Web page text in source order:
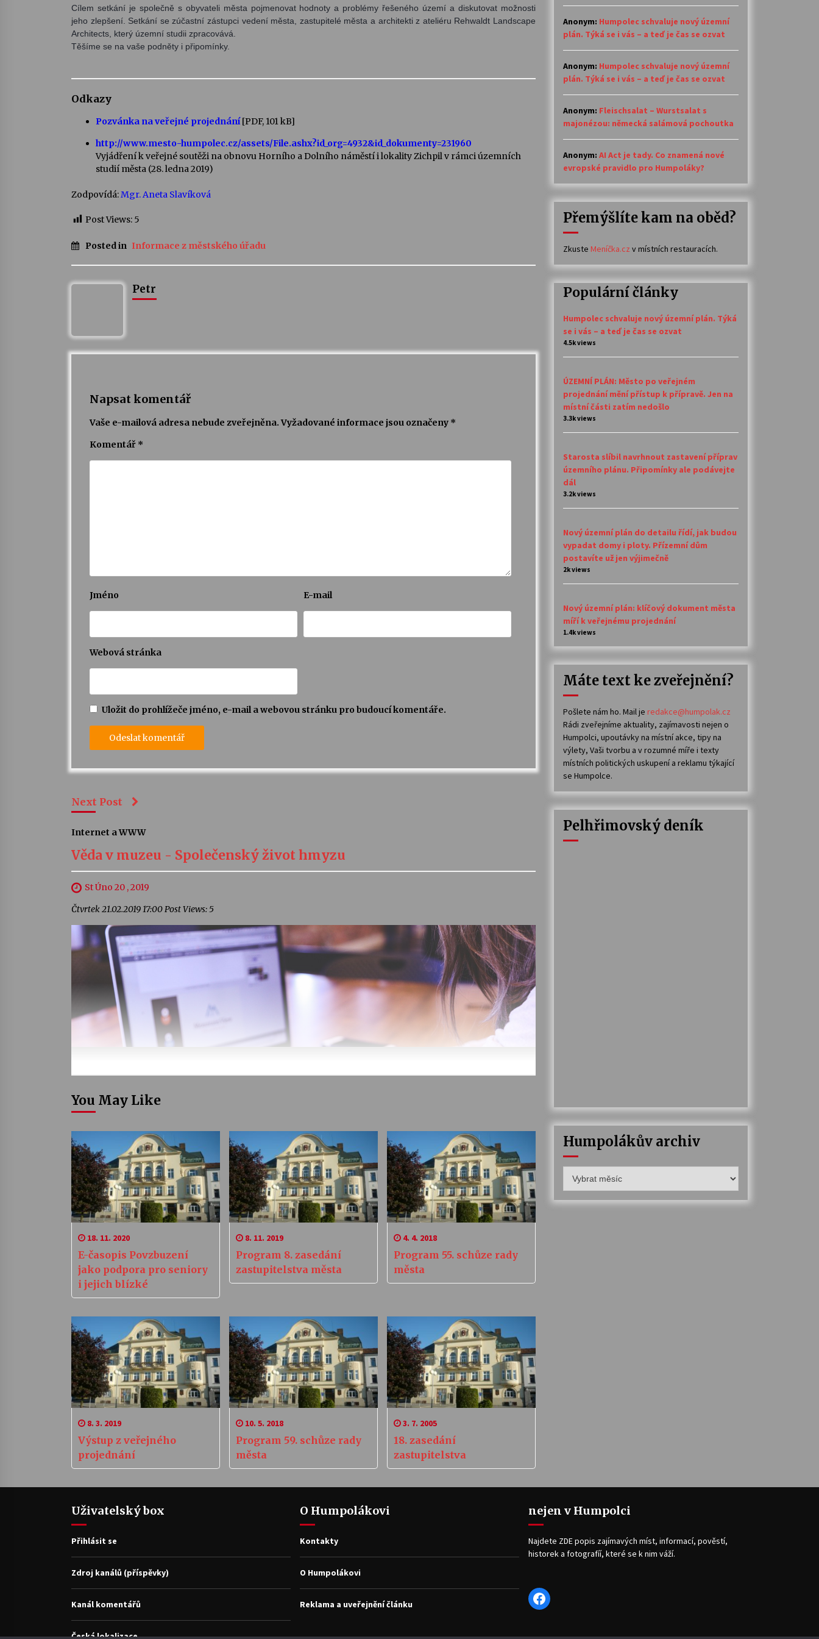
Cílem setkání je společně s obyvateli města pojmenovat hodnoty a problémy řešeného území a diskutovat možnosti
jeho zlepšení. Setkání se zúčastní zástupci vedení města, zastupitelé města a architekti z ateliéru Rehwaldt Landscape
Architects, který územní studii zpracovává.
Odkazy
Pozvánka na veřejné projednání[PDF, 101 kB]
http://www.mesto-humpolec.cz/assets/File.ashx?id_org=4932&id_dokumenty=231960
Vyjádření k veřejné soutěži na obnovu Horního a Dolního náměstí i lokality Zichpil v rámci územních
studií města (28. ledna 2019)
Zodpovídá:Mgr. Aneta Slavíková
Post Views: 5
Posted in Informace z městského úřadu
Petr
Napsat komentář
Vaše e-mailová adresa nebude zveřejněna. Vyžadované informace jsou označeny *
Komentář *
Jméno E-mail
Webová stránka
Uložit do prohlížeče jméno, e-mail a webovou stránku pro budoucí komentáře.
Next Post
Internet a WWW
Věda v muzeu - Společenský život hmyzu
St Úno 20 , 2019
Čtvrtek 21.02.2019 17:00 Post Views: 5
You May Like
18. 11. 2020
E-časopis Povzbuzení
jako podpora pro seniory
i jejich blízké
8. 11. 2019
Program 8. zasedání
zastupitelstva města
4. 4. 2018
Program 55. schůze rady
města
8. 3. 2019
Výstup z veřejného
projednání
10. 5. 2018
Program 59. schůze rady
města
3. 7. 2005
18. zasedání
zastupitelstva
Anonym: Humpolec schvaluje nový územní
plán. Týká se i vás – a teď je čas se ozvat
Anonym: Humpolec schvaluje nový územní
plán. Týká se i vás – a teď je čas se ozvat
Anonym: Fleischsalat – Wurstsalat s
majonézou: německá salámová pochoutka
Anonym: AI Act je tady. Co znamená nové
evropské pravidlo pro Humpoláky?
Přemýšlíte kam na oběd?
Zkuste Meníčka.cz v místních restauracích.
Populární články
Humpolec schvaluje nový územní plán. Týká
se i vás – a teď je čas se ozvat
4.5k views
ÚZEMNÍ PLÁN: Město po veřejném
projednání mění přístup k přípravě. Jen na
místní části zatím nedošlo
3.3k views
Starosta slíbil navrhnout zastavení příprav
územního plánu. Připomínky ale podávejte
dál
3.2k views
Nový územní plán do detailu řídí, jak budou
vypadat domy i ploty. Přízemní dům
postavíte už jen výjimečně
2k views
Nový územní plán: klíčový dokument města
míří k veřejnému projednání
1.4k views
Máte text ke zveřejnění?
Pošlete nám ho. Mail je redakce@humpolak.cz
Rádi zveřejníme aktuality, zajímavosti nejen o
Humpolci, upoutávky na místní akce, tipy na
výlety, Vaši tvorbu a v rozumné míře i texty
místních politických uskupení a reklamu týkající
se Humpolce.
Pelhřimovský deník
Humpolákův archiv
archiv
Uživatelský box
Přihlásit se
Zdroj kanálů (příspěvky)
Kanál komentářů
Česká lokalizace
O Humpolákovi
Kontakty
O Humpolákovi
Reklama a uveřejnění článku
nejen v Humpolci
Najdete ZDE popis zajímavých míst, informací, pověstí,
historek a fotografíí, které se k nim váží.
Facebook